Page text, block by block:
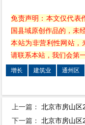
免责声明：本文仅代表
国县域原创作品的，未
本站为非营利性网站，
请联系本站，我们会第
增长 建筑业 通州区
上一篇：北京市房山区
下一篇：北京市房山区